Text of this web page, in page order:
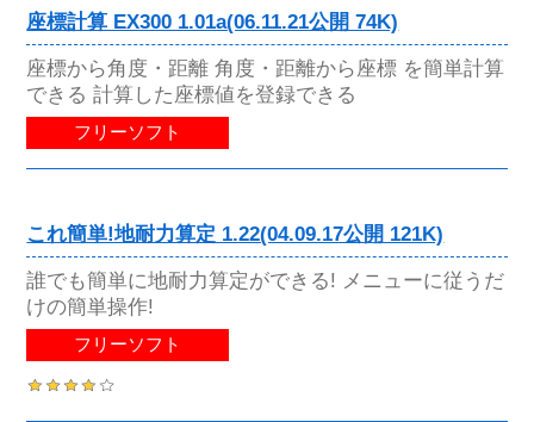
座標計算 EX300 1.01a(06.11.21公開 74K)
座標から角度・距離 角度・距離から座標 を簡単計算
できる 計算した座標値を登録できる
フリーソフト
これ簡単!地耐力算定 1.22(04.09.17公開 121K)
誰でも簡単に地耐力算定ができる! メニューに従うだ
けの簡単操作!
フリーソフト